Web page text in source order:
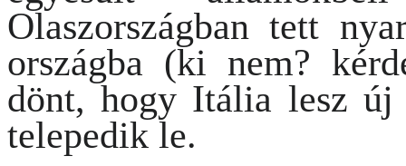
Olaszországban tett
országba (ki nem?
dönt, hogy Itália lesz új
telepedik le.